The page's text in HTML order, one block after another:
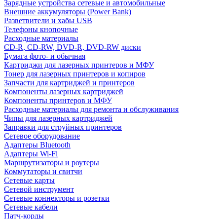
Зарядные устройства сетевые и автомобильные
Внешние аккумуляторы (Power Bank)
Разветвители и хабы USB
Телефоны кнопочные
Расходные материалы
CD-R, CD-RW, DVD-R, DVD-RW диски
Бумага фото- и обычная
Картриджи для лазерных принтеров и МФУ
Тонер для лазерных принтеров и копиров
Запчасти для картриджей и принтеров
Компоненты лазерных картриджей
Компоненты принтеров и МФУ
Расходные материалы для ремонта и обслуживания
Чипы для лазерных картриджей
Заправки для струйных принтеров
Сетевое оборудование
Адаптеры Bluetooth
Адаптеры Wi-Fi
Маршрутизаторы и роутеры
Коммутаторы и свитчи
Сетевые карты
Сетевой инструмент
Сетевые коннекторы и розетки
Сетевые кабели
Патч-корды